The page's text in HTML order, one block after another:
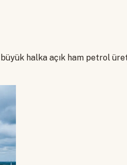
halka açık ham petrol